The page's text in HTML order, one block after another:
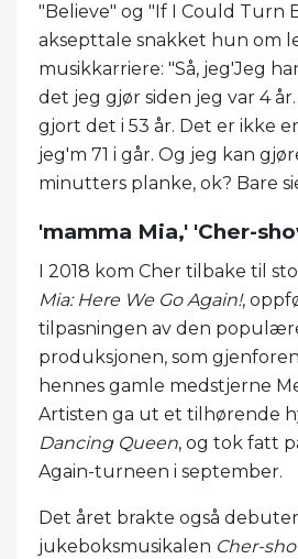
"Believe" og "If I Could Turn
aksepttale snakket hun om
musikkarriere: "Så, jeg'Jeg
det jeg gjør siden jeg var 4
gjort det i 53 år. Det er ikke
jeg'm 71 i går. Og jeg kan
minutters planke, ok? Bare
'mamma Mia,' 'Cher-
I 2018 kom Cher tilbake til
Mia: Here We Go Again!,
tilpasningen av den
produksjonen, som
hennes gamle medstjerne
Artisten ga ut et tilhørende
Dancing Queen, og tok fatt
Again-turneen i september.
Det året brakte også
jukeboksmusikalen Cher-